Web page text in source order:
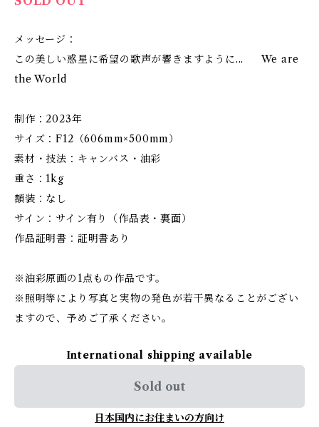
メッセージ：
この美しい惑星に希望の歌声が響きますように... We are
the World
制作：2023年
サイズ：F12（606mm×500mm）
素材・技法：キャンバス・油彩
重さ：1kg
額装：なし
サイン：サイン有り（作品表・裏面）
作品証明書：証明書あり
※油彩原画の1点もの作品です。
※照明等により写真と実物の発色が若干異なることがござい
ますので、予めご了承ください。
International shipping available
Sold out
日本国内にお住まいの方向け